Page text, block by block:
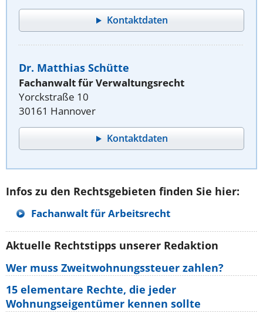
Kontaktdaten
Dr. Matthias Schütte
Fachanwalt für Verwaltungsrecht
Yorckstraße 10
30161 Hannover
Kontaktdaten
Infos zu den Rechtsgebieten finden Sie hier:
Fachanwalt für Arbeitsrecht
Aktuelle Rechtstipps unserer Redaktion
Wer muss Zweitwohnungssteuer zahlen?
15 elementare Rechte, die jeder
Wohnungseigentümer kennen sollte